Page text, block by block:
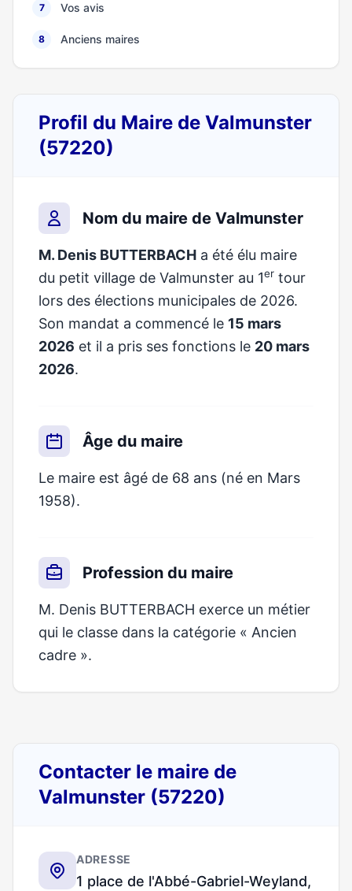
7 Vos avis
8 Anciens maires
Profil du Maire de Valmunster
(57220)
Nom du maire de Valmunster
M. Denis BUTTERBACH a été élu maire
du petit village de Valmunster au 1er tour
lors des élections municipales de 2026.
Son mandat a commencé le 15 mars
2026 et il a pris ses fonctions le 20 mars
2026.
Âge du maire
Le maire est âgé de 68 ans (né en Mars
1958).
Profession du maire
M. Denis BUTTERBACH exerce un métier
qui le classe dans la catégorie « Ancien
cadre ».
Contacter le maire de
Valmunster (57220)
ADRESSE
1 place de l'Abbé-Gabriel-Weyland,